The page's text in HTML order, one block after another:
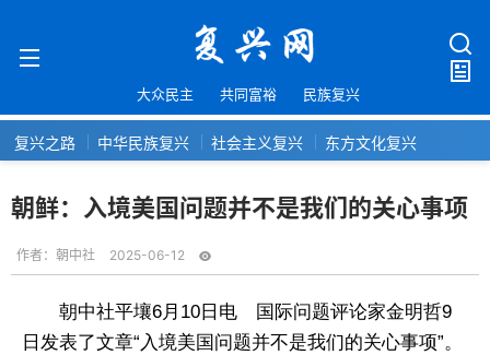
大众民主 共同富裕 民族复兴
复兴之路 中华民族复兴 社会主义复兴 东方文化复兴
朝鲜：入境美国问题并不是我们的关心事项
作者： 朝中社 2025-06-12
朝中社平壤6月10日电 国际问题评论家金明哲9
日发表了文章“入境美国问题并不是我们的关心事项”。